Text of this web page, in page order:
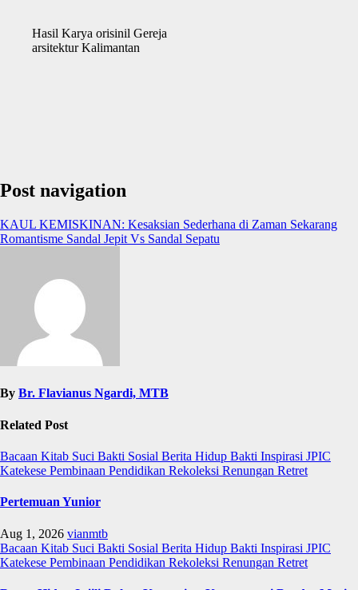
Hasil Karya orisinil Gereja
arsitektur Kalimantan
Post navigation
KAUL KEMISKINAN: Kesaksian Sederhana di Zaman Sekarang
Romantisme Sandal Jepit Vs Sandal Sepatu
By Br. Flavianus Ngardi, MTB
Related Post
Bacaan Kitab Suci Bakti Sosial Berita Hidup Bakti Inspirasi JPIC
Katekese Pembinaan Pendidikan Rekoleksi Renungan Retret
Pertemuan Yunior
Aug 1, 2026 vianmtb
Bacaan Kitab Suci Bakti Sosial Berita Hidup Bakti Inspirasi JPIC
Katekese Pembinaan Pendidikan Rekoleksi Renungan Retret